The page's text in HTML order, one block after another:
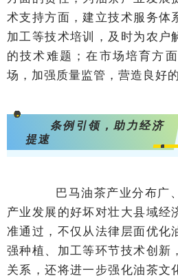
术支持方面，建立技术服务体
加工等技术培训，及时为农户
的技术难题；在市场培育方
场，加强质量监管，营造良好
<svg viewBox="0 0 1 1" style="float:left;line-height:0;width:0;vertical-align:top;"></svg>
条例引领，助力经济
提速
<svg viewBox="0 0 1 1" style="float:left;line-height:0;width:0;vertical-align:top;"></svg>
巴马油茶产业分布广
产业发展的好坏对壮大县域经
准通过，不仅从法律层面优化
强种植、加工等环节技术创新
关系，还将进一步强化油茶文